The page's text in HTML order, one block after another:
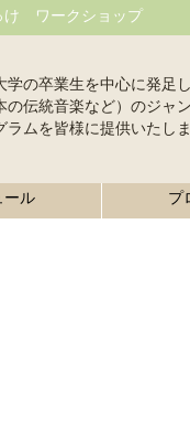
け ワークショップ
学の卒業生を中心に発足
の伝統音楽など）のジャ
ラムを皆様に提供いたし
ル プ